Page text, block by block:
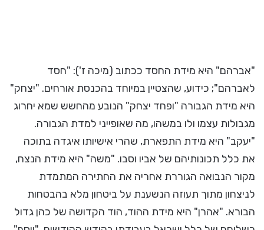
"אברהם" היא מידת החסד ככתוב (מיכה ז'): "חסד
לאברהם"; כידוע, שהצטיין במיוחד בהכנסת אורחים. "יצחק"
היא מידת הגבורה "ופחד יצחק" הנובע מהחשש שמא יחרוג
מגבולות עצמו ולו במשהו, מה שאופייני למדת הגבורה.
"יעקב" היא מידת התפארת, שהרי אישיותו איגדה בתוכה
את כלל תכונותיהם של אביו וסבו. "משה" היא מידת הנצח,
מקור הנבואה הגוררת אחריה את החתירה המתמדת
לניצחון מתוך תעוזה הנשענת על ביטחון מלא בהבטחות
הבורא. "אהרן" היא מידת ההוד, הוד הקדושה של כהן גדול